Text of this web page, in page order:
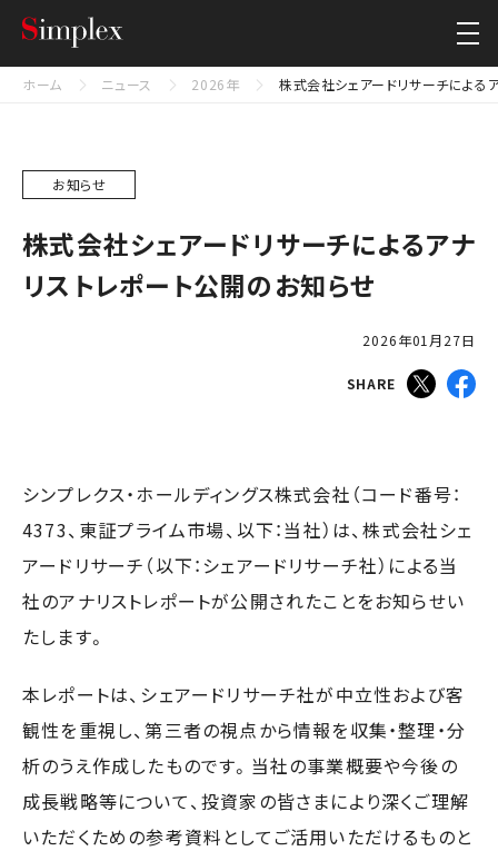
シンプレクス・ホールディングス株式会社
ホーム ニュース 2026年 株式会社シェアードリサーチによる
お知らせ
株式会社シェアードリサーチによるアナ
リストレポート公開のお知らせ
2026年01月27日
SHARE
シンプレクス・ホールディングス株式会社（コード番号：
4373、東証プライム市場、以下：当社）は、株式会社シェ
アードリサーチ（以下：シェアードリサーチ社）による当
社のアナリストレポートが公開されたことをお知らせい
たします。
本レポートは、シェアードリサーチ社が中立性および客
観性を重視し、第三者の視点から情報を収集・整理・分
析のうえ作成したものです。当社の事業概要や今後の
成長戦略等について、投資家の皆さまにより深くご理解
いただくための参考資料としてご活用いただけるものと